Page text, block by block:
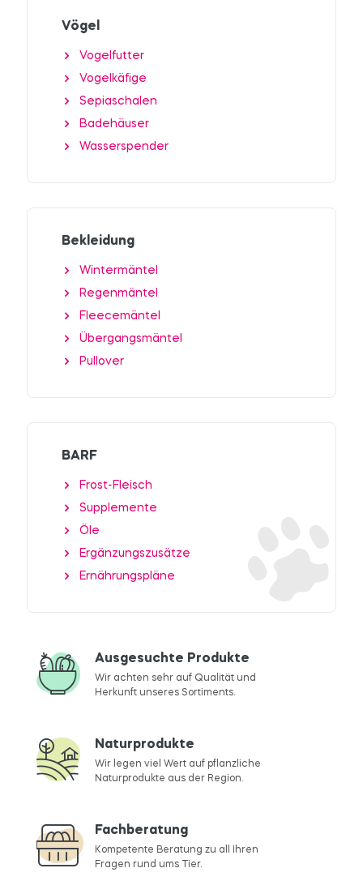
Vögel
Vogelfutter
Vogelkäfige
Sepiaschalen
Badehäuser
Wasserspender
Bekleidung
Wintermäntel
Regenmäntel
Fleecemäntel
Übergangsmäntel
Pullover
BARF
Frost-Fleisch
Supplemente
Öle
Ergänzungszusätze
Ernährungspläne
Ausgesuchte Produkte
Wir achten sehr auf Qualität und
Herkunft unseres Sortiments.
Naturprodukte
Wir legen viel Wert auf pflanzliche
Naturprodukte aus der Region.
Fachberatung
Kompetente Beratung zu all Ihren
Fragen rund ums Tier.